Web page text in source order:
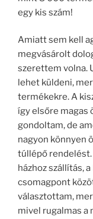
egy kis szám!
Amiatt sem kell
megvásárolt
szerettem volna.
lehet küldeni,
termékekre. A
így elsőre magas
gondoltam, de
nagyon könnyen
túllépő rendelést.
házhoz szállítás,
csomagpont
választottam,
mivel rugalmas a